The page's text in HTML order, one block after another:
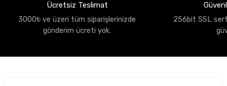
Ücretsiz Teslimat
3000₺ ve üzeri tüm siparişlerinizde
gönderim ücreti yok.
256bit SSL